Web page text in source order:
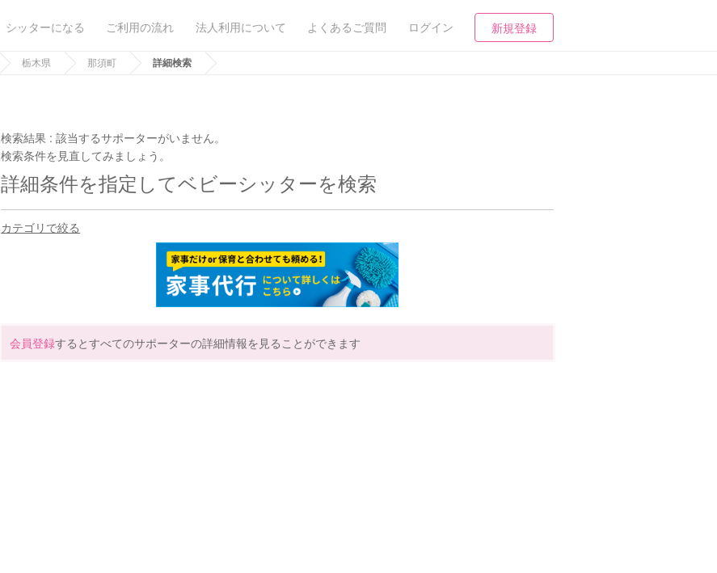
シッターになる ご利用の流れ 法人利用について よくあるご質問 ログイン 新規登録
栃木県 那須町 詳細検索
検索結果 :該当するサポーターがいません。
検索条件を見直してみましょう。
詳細条件を指定してベビーシッターを検索
カテゴリで絞る
会員登録するとすべてのサポーターの詳細情報を見ることができます